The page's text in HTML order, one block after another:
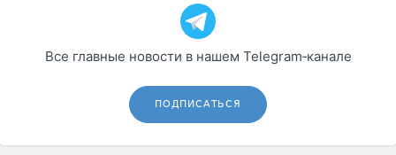
Все главные новости в нашем Telegram‑канале
ПОДПИСАТЬСЯ